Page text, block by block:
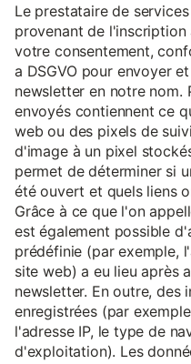
Le prestataire de
provenant de
votre consentement,
a DSGVO pour envoyer
newsletter en notre nom.
envoyés contiennent ce
web ou des pixels de
d'image à un pixel
permet de déterminer si
été ouvert et quels liens
Grâce à ce que l'on
est également possible
prédéfinie (par exemple,
site web) a eu lieu après
newsletter. En outre, des
enregistrées (par
l'adresse IP, le type de
d'exploitation). Les